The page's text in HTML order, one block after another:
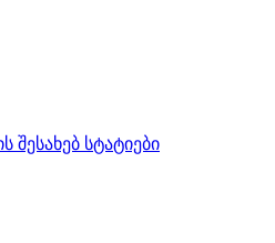
შესახებ სტატიები